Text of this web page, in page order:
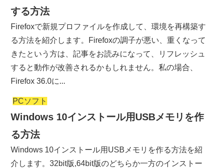
する方法
Firefoxで新規プロファイルを作成して、環境を再構築す
る方法を紹介します。Firefoxの調子が悪い、重くなって
きたという方は、記事をお読みになって、リフレッシュ
すると動作が改善されるかもしれません。私の場合、
Firefox 36.0に...
PCソフト
Windows 10インストール用USBメモリを作
る方法
Windows 10インストール用USBメモリを作る方法を紹
介します。32bit版,64bit版のどちらか一方のインストー